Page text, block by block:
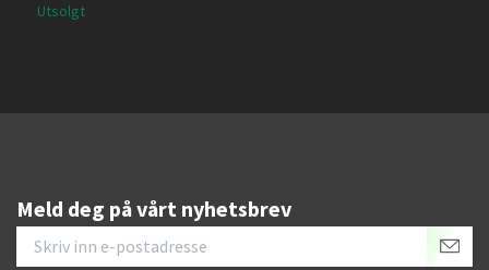
Utsolgt
Meld deg på vårt nyhetsbrev